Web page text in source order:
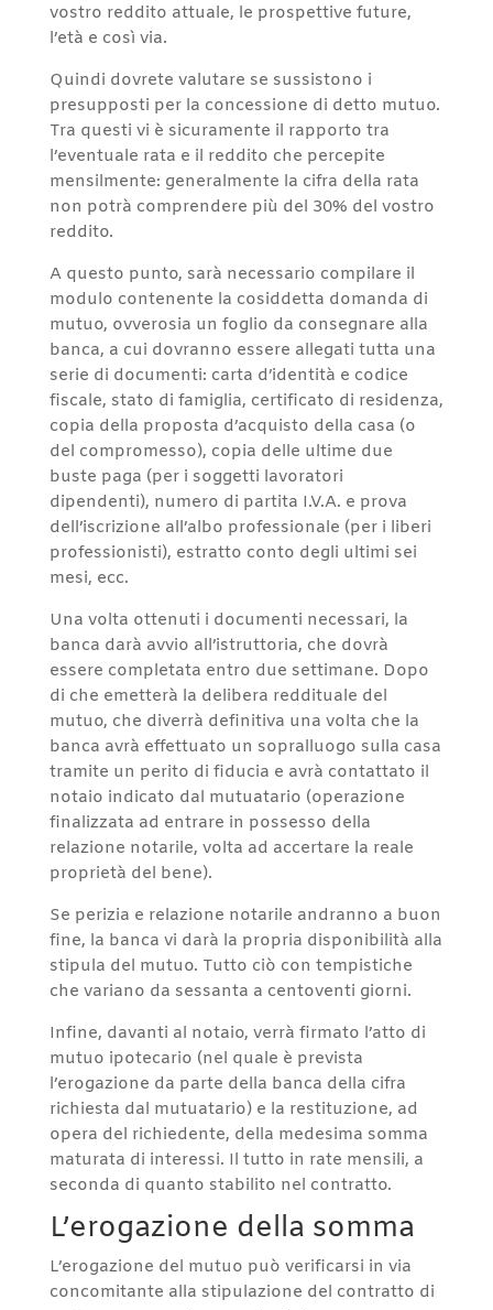
vostro reddito attuale, le prospettive future,
l’età e così via.
Quindi dovrete valutare se sussistono i
presupposti per la concessione di detto mutuo.
Tra questi vi è sicuramente il rapporto tra
l’eventuale rata e il reddito che percepite
mensilmente: generalmente la cifra della rata
non potrà comprendere più del 30% del vostro
reddito.
A questo punto, sarà necessario compilare il
modulo contenente la cosiddetta domanda di
mutuo, ovverosia un foglio da consegnare alla
banca, a cui dovranno essere allegati tutta una
serie di documenti: carta d’identità e codice
fiscale, stato di famiglia, certificato di residenza,
copia della proposta d’acquisto della casa (o
del compromesso), copia delle ultime due
buste paga (per i soggetti lavoratori
dipendenti), numero di partita I.V.A. e prova
dell’iscrizione all’albo professionale (per i liberi
professionisti), estratto conto degli ultimi sei
mesi, ecc.
Una volta ottenuti i documenti necessari, la
banca darà avvio all’istruttoria, che dovrà
essere completata entro due settimane. Dopo
di che emetterà la delibera reddituale del
mutuo, che diverrà definitiva una volta che la
banca avrà effettuato un sopralluogo sulla casa
tramite un perito di fiducia e avrà contattato il
notaio indicato dal mutuatario (operazione
finalizzata ad entrare in possesso della
relazione notarile, volta ad accertare la reale
proprietà del bene).
Se perizia e relazione notarile andranno a buon
fine, la banca vi darà la propria disponibilità alla
stipula del mutuo. Tutto ciò con tempistiche
che variano da sessanta a centoventi giorni.
Infine, davanti al notaio, verrà firmato l’atto di
mutuo ipotecario (nel quale è prevista
l’erogazione da parte della banca della cifra
richiesta dal mutuatario) e la restituzione, ad
opera del richiedente, della medesima somma
maturata di interessi. Il tutto in rate mensili, a
seconda di quanto stabilito nel contratto.
L’erogazione della somma
L’erogazione del mutuo può verificarsi in via
concomitante alla stipulazione del contratto di